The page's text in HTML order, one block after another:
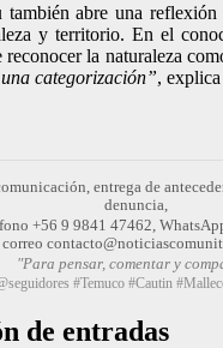
también abre una
y territorio. En el
reconocer la naturaleza
categorización”,
entrega de
denuncia,
+56 9 9841 47462,
correo
"Para pensar, comentar y
#Temuco #Cautin
de entradas